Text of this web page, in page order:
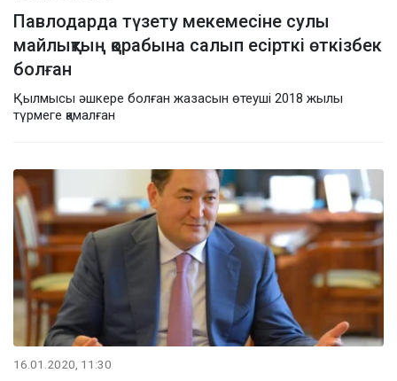
Павлодарда түзету мекемесіне сулы
майлықтың қорабына салып есірткі өткізбек
болған
Қылмысы әшкере болған жазасын өтеуші 2018 жылы
түрмеге қамалған
16.01.2020, 11:30